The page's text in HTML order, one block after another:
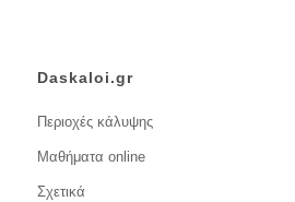
Daskaloi.gr
Περιοχές κάλυψης
Μαθήματα online
Σχετικά